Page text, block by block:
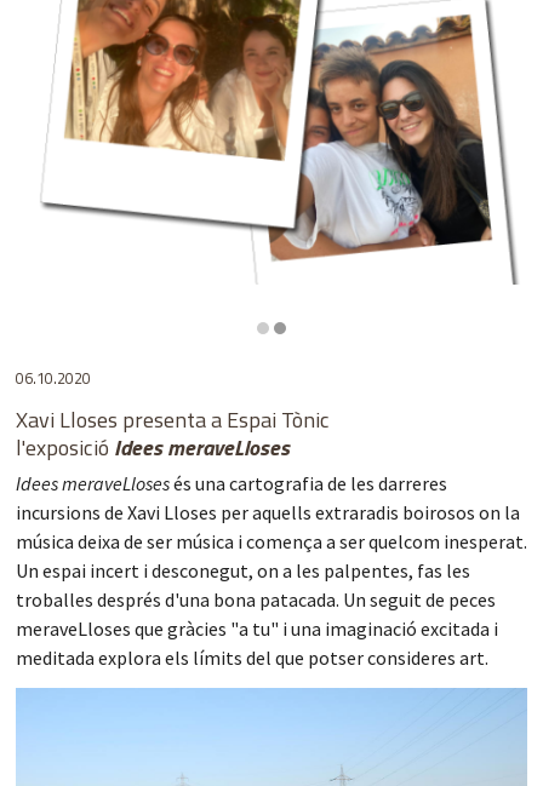
06.10.2020
Xavi Lloses presenta a Espai Tònic
l'exposició Idees meraveLloses
Idees meraveLlosesés una cartografia de les darreres
incursions de Xavi Lloses per aquells extraradis boirosos on la
música deixa de ser música i comença a ser quelcom inesperat.
Un espai incert i desconegut, on a les palpentes, fas les
troballes després d'una bona patacada. Un seguit de peces
meraveLloses que gràcies "a tu" i una imaginació excitada i
meditada explora els límits del que potser consideres art.